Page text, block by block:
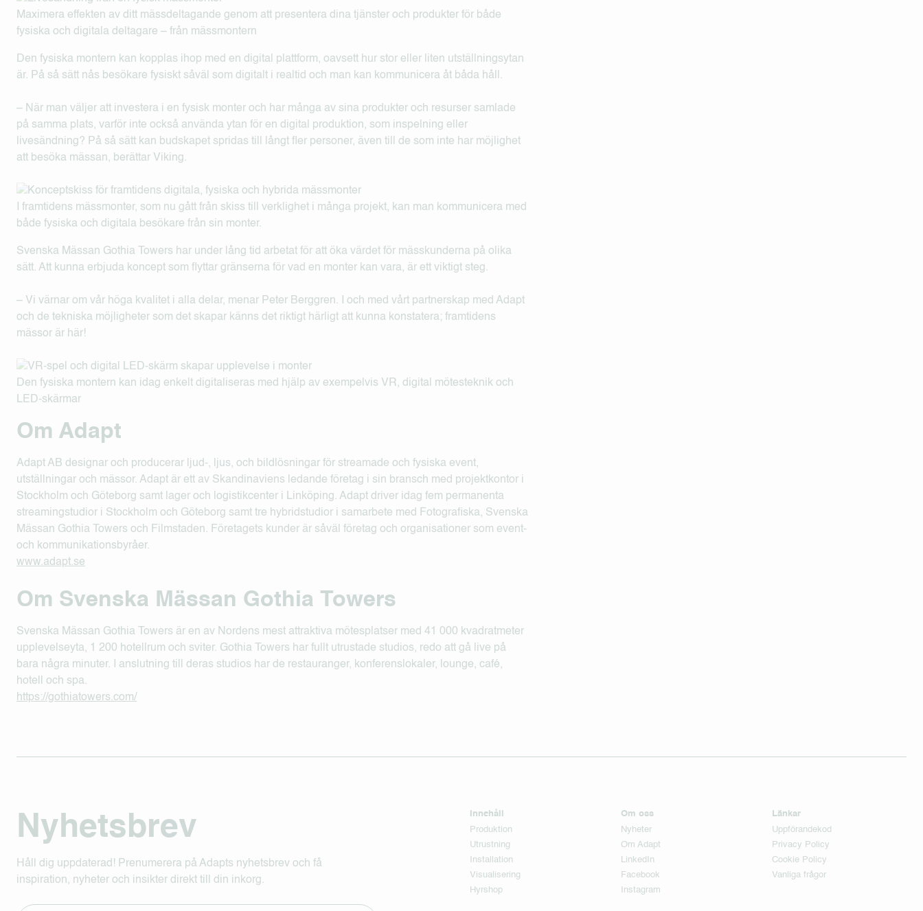
Maximera effekten av ditt mässdeltagande genom att presentera dina tjänster och produkter för både
fysiska och digitala deltagare – från mässmontern
Den fysiska montern kan kopplas ihop med en digital plattform, oavsett hur stor eller liten utställningsytan
är. På så sätt nås besökare fysiskt såväl som digitalt i realtid och man kan kommunicera åt båda håll.
– När man väljer att investera i en fysisk monter och har många av sina produkter och resurser samlade
på samma plats, varför inte också använda ytan för en digital produktion, som inspelning eller
livesändning? På så sätt kan budskapet spridas till långt fler personer, även till de som inte har möjlighet
att besöka mässan, berättar Viking.
I framtidens mässmonter, som nu gått från skiss till verklighet i många projekt, kan man kommunicera med
både fysiska och digitala besökare från sin monter.
Svenska Mässan Gothia Towers har under lång tid arbetat för att öka värdet för mässkunderna på olika
sätt. Att kunna erbjuda koncept som flyttar gränserna för vad en monter kan vara, är ett viktigt steg.
– Vi värnar om vår höga kvalitet i alla delar, menar Peter Berggren. I och med vårt partnerskap med Adapt
och de tekniska möjligheter som det skapar känns det riktigt härligt att kunna konstatera; framtidens
mässor är här!
Den fysiska montern kan idag enkelt digitaliseras med hjälp av exempelvis VR, digital mötesteknik och
LED-skärmar
Om Adapt
Adapt AB designar och producerar ljud-, ljus, och bildlösningar för streamade och fysiska event,
utställningar och mässor. Adapt är ett av Skandinaviens ledande företag i sin bransch med projektkontor i
Stockholm och Göteborg samt lager och logistikcenter i Linköping. Adapt driver idag fem permanenta
streamingstudior i Stockholm och Göteborg samt tre hybridstudior i samarbete med Fotografiska, Svenska
Mässan Gothia Towers och Filmstaden. Företagets kunder är såväl företag och organisationer som event-
och kommunikationsbyråer.
www.adapt.se
Om Svenska Mässan Gothia Towers
Svenska Mässan Gothia Towers är en av Nordens mest attraktiva mötesplatser med 41 000 kvadratmeter
upplevelseyta, 1 200 hotellrum och sviter. Gothia Towers har fullt utrustade studios, redo att gå live på
bara några minuter. I anslutning till deras studios har de restauranger, konferenslokaler, lounge, café,
hotell och spa.
https://gothiatowers.com/
Nyhetsbrev
Håll dig uppdaterad! Prenumerera på Adapts nyhetsbrev och få
inspiration, nyheter och insikter direkt till din inkorg.
Innehåll
Produktion
Utrustning
Installation
Visualisering
Hyrshop
Om oss
Nyheter
Om Adapt
LinkedIn
Facebook
Instagram
Länkar
Uppförandekod
Privacy Policy
Cookie Policy
Vanliga frågor